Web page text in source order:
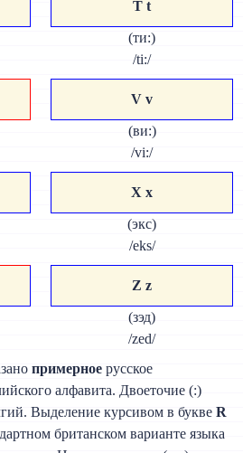
T t
(ти:)
/ti:/
V v
(ви:)
/vi:/
X x
(экс)
/eks/
Z z
(зэд)
/zed/
примерное русское
алфавита. Двоеточие (:)
Выделение курсивом в буквеR
британском варианте языка